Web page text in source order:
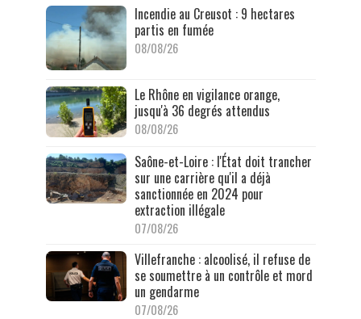
Incendie au Creusot : 9 hectares
partis en fumée
08/08/26
Le Rhône en vigilance orange,
jusqu'à 36 degrés attendus
08/08/26
Saône-et-Loire : l'État doit trancher
sur une carrière qu'il a déjà
sanctionnée en 2024 pour
extraction illégale
07/08/26
Villefranche : alcoolisé, il refuse de
se soumettre à un contrôle et mord
un gendarme
07/08/26